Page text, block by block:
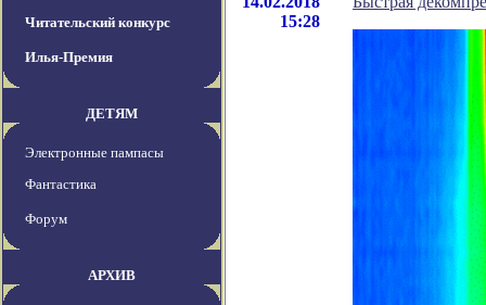
Читательский конкурс
Илья-Премия
ДЕТЯМ
Электронные пампасы
Фантастика
Форум
АРХИВ
15:28